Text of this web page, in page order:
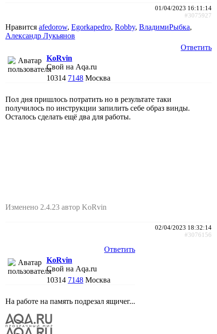
01/04/2023 16:11:14
#3075927
Нравится afedorow, Egorkapedro, Robby, ВладимиРыбка,
Александр Лукьянов
Ответить
KoRvin
Свой на Aqa.ru
10314 7148 Москва
Пол дня пришлось потратить но в результате таки
получилось по инструкции запилить себе образ винды.
Осталось сделать ещё два для работы.
Изменено 2.4.23 автор KoRvin
02/04/2023 18:32:14
#3076156
Ответить
KoRvin
Свой на Aqa.ru
10314 7148 Москва
На работе на память подрезал ящичег...